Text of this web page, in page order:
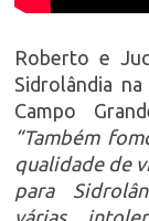
Roberto e
Sidrolândia
Campo
“Também
qualidade de
para